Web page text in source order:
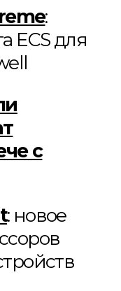
:
ECS для
с
: новое